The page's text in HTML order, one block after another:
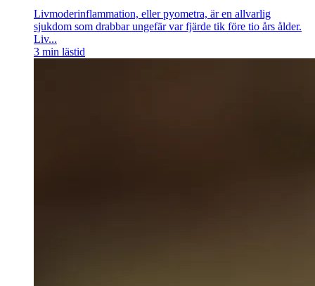
Livmoderinflammation, eller pyometra, är en allvarlig
sjukdom som drabbar ungefär var fjärde tik före tio års ålder.
Liv...
3 min lästid